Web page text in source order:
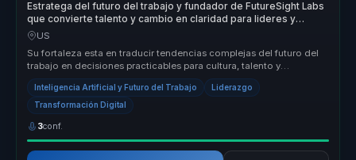
Estratega del futuro del trabajo y fundador de FutureSight Labs
que convierte talento y cambio en claridad para lideres y
empresas.
US
Su fortaleza esta en traducir tendencias complejas del futuro del
trabajo en decisiones practicables para cultura, talento y
liderazgo. C...
Inteligencia Artificial y Futuro del Trabajo Liderazgo
Transformación Digital
3conf.